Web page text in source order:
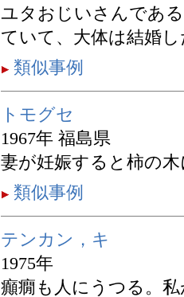
ユタおじいさんであ
ていて、大体は結婚
類似事例
トモグセ
1967年 福島県
妻が妊娠すると柿の
類似事例
テンカン，キ
1975年
癲癇も人にうつる。